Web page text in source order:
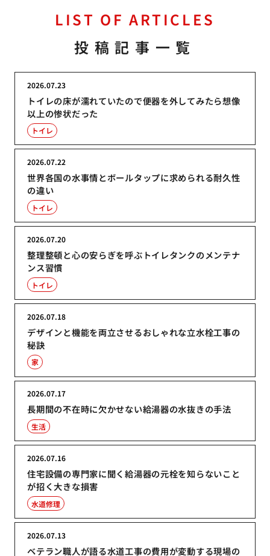
LIST OF ARTICLES
投稿記事一覧
トイレの床が濡れていたので便器を外してみたら想像
以上の惨状だった
2026.07.23
トイレ
世界各国の水事情とボールタップに求められる耐久性
の違い
2026.07.22
トイレ
整理整頓と心の安らぎを呼ぶトイレタンクのメンテナ
ンス習慣
2026.07.20
トイレ
デザインと機能を両立させるおしゃれな立水栓工事の
秘訣
2026.07.18
家
長期間の不在時に欠かせない給湯器の水抜きの手法
2026.07.17
生活
住宅設備の専門家に聞く給湯器の元栓を知らないこと
が招く大きな損害
2026.07.16
水道修理
ベテラン職人が語る水道工事の費用が変動する現場の
2026.07.13